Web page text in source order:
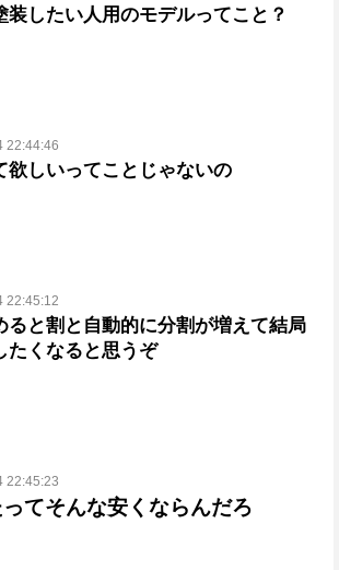
装したい人用のモデルってこと？
22:44:46
欲しいってことじゃないの
22:45:12
ると割と自動的に分割が増えて結局
たくなると思うぞ
22:45:23
てそんな安くならんだろ